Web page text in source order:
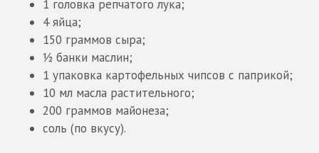
1 головка репчатого лука;
4 яйца;
150 граммов сыра;
½ банки маслин;
1 упаковка картофельных чипсов с паприкой;
10 мл масла растительного;
200 граммов майонеза;
соль (по вкусу).